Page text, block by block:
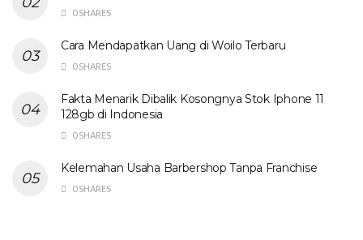
0 SHARES
Cara Mendapatkan Uang di Woilo Terbaru
0 SHARES
Fakta Menarik Dibalik Kosongnya Stok Iphone 11
128gb di Indonesia
0 SHARES
Kelemahan Usaha Barbershop Tanpa Franchise
0 SHARES